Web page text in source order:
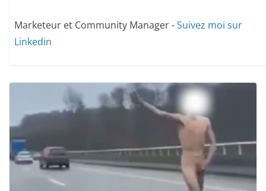
Marketeur et Community Manager -Suivez moi sur
Linkedin